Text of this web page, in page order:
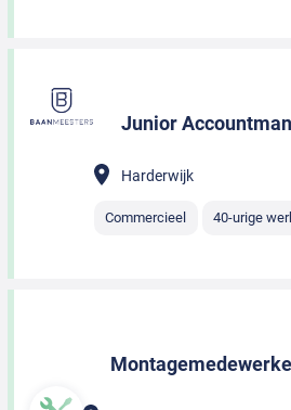
Junior
Harderwijk
Commercieel 40-urige